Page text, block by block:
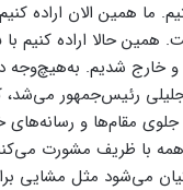
و خارج شدیم.
رئیس‌جمهور
مقام‌ها و
با ظریف مشورت